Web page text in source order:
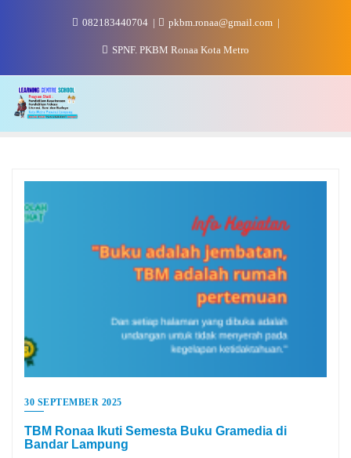
082183440704 pkbm.ronaa@gmail.com
SPNF. PKBM Ronaa Kota Metro
30 SEPTEMBER 2025
TBM Ronaa Ikuti Semesta Buku Gramedia di
Bandar Lampung